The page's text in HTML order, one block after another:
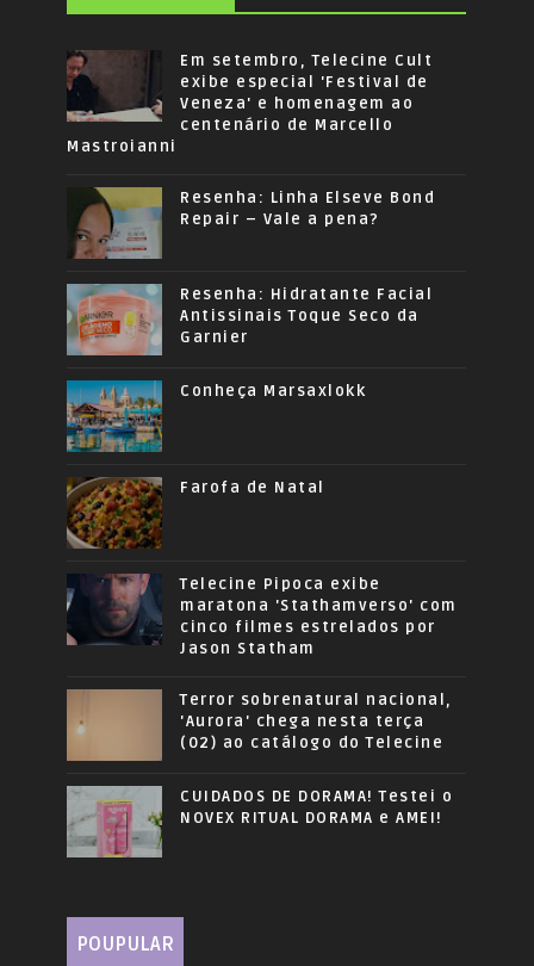
Em setembro, Telecine Cult
exibe especial 'Festival de
Veneza' e homenagem ao
centenário de Marcello
Mastroianni
Resenha: Linha Elseve Bond
Repair – Vale a pena?
Resenha: Hidratante Facial
Antissinais Toque Seco da
Garnier
Conheça Marsaxlokk
Farofa de Natal
Telecine Pipoca exibe
maratona 'Stathamverso' com
cinco filmes estrelados por
Jason Statham
Terror sobrenatural nacional,
'Aurora' chega nesta terça
(02) ao catálogo do Telecine
CUIDADOS DE DORAMA! Testei o
NOVEX RITUAL DORAMA e AMEI!
POUPULAR